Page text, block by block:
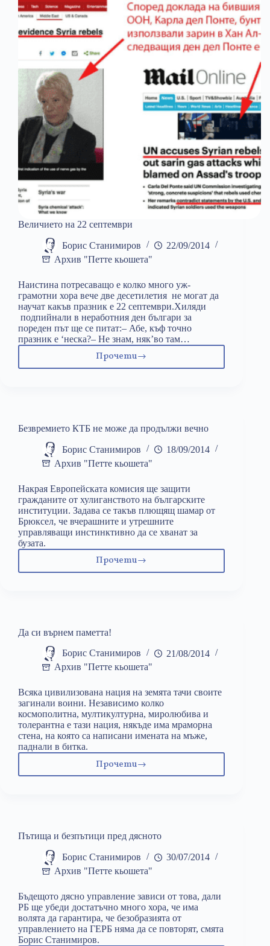
Величието на 22 септември
Борис Станимиров
22/09/2014
Архив "Петте кьошета"
Наистина потресаващо е колко много уж-
грамотни хора вече две десетилетия не могат да
научат какъв празник е 22 септември.Хиляди
подпийнали в неработния ден българи за
пореден път ще се питат:– Абе, къф точно
празник е ‘неска?– Не знам, няк’во там…
ПрочетиВеличието
Безвремието КТБ не може да продължи вечно
Борис Станимиров
18/09/2014
Архив "Петте кьошета"
Накрая Европейската комисия ще защити
гражданите от хулиганството на българските
институции. Задава се такъв плющящ шамар от
Брюксел, че вчерашните и утрешните
управляващи инстинктивно да се хванат за
бузата.
ПрочетиБезвремието
Да си върнем паметта!
Борис Станимиров
21/08/2014
Архив "Петте кьошета"
Всяка цивилизована нация на земята тачи своите
загинали воини. Независимо колко
космополитна, мултикултурна, миролюбива и
толерантна е тази нация, някъде има мраморна
стена, на която са написани имената на мъже,
паднали в битка.
Прочети
Да
Пътища и безпътици пред дясното
Борис Станимиров
30/07/2014
Архив "Петте кьошета"
Бъдещото дясно управление зависи от това, дали
РБ ще убеди достатъчно много хора, че има
волята да гарантира, че безобразията от
управлението на ГЕРБ няма да се повторят, смята
Борис Станимиров.